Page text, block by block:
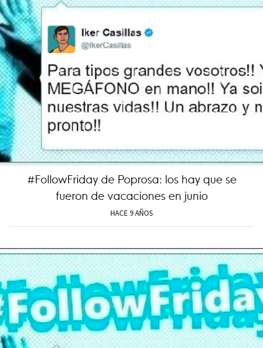
#FollowFriday de Poprosa: los hay que se
fueron de vacaciones en junio
HACE 9 AÑOS